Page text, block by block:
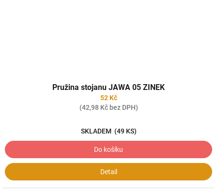
Pružina stojanu JAWA 05 ZINEK
52 Kč
(42,98 Kč bez DPH)
SKLADEM (49 KS)
Do košíku
Detail